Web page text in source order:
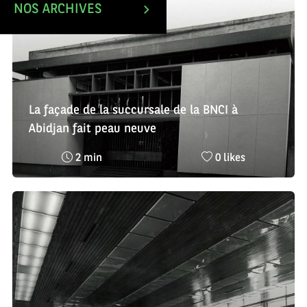
NOS ARCHIVES
La façade de la succursale de la BNCI à
Abidjan fait peau neuve
Temps
de
lecture
:
2 min
Nombre
de
likes
0 likes